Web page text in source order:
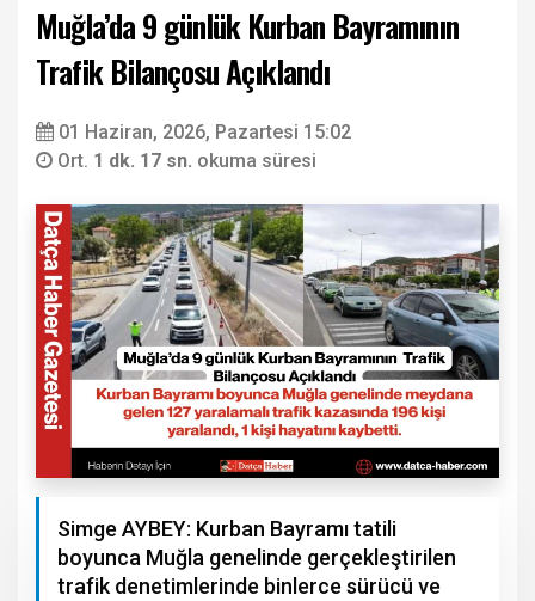
Muğla’da 9 günlük Kurban Bayramının
Trafik Bilançosu Açıklandı
01 Haziran, 2026, Pazartesi 15:02
Ort. 1 dk. 17 sn. okuma süresi
Simge AYBEY: Kurban Bayramı tatili
boyunca Muğla genelinde gerçekleştirilen
trafik denetimlerinde binlerce sürücü ve